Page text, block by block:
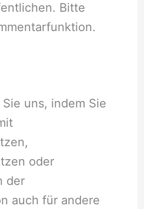
Bitte
uns, indem Sie
oder
der
auch für andere